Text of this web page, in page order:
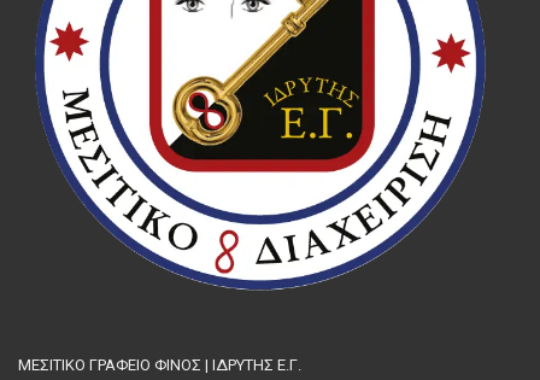
ΜΕΣΙΤΙΚΟ ΓΡΑΦΕΙΟ ΦΙΝΟΣ | ΙΔΡΥΤΗΣ Ε.Γ.